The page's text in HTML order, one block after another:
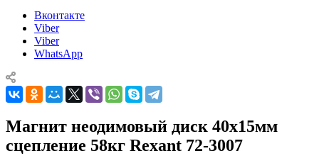
Вконтакте
Viber
Viber
WhatsApp
Магнит неодимовый диск 40х15мм
сцепление 58кг Rexant 72-3007